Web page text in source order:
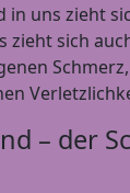
in uns zieht
zieht sich
– der